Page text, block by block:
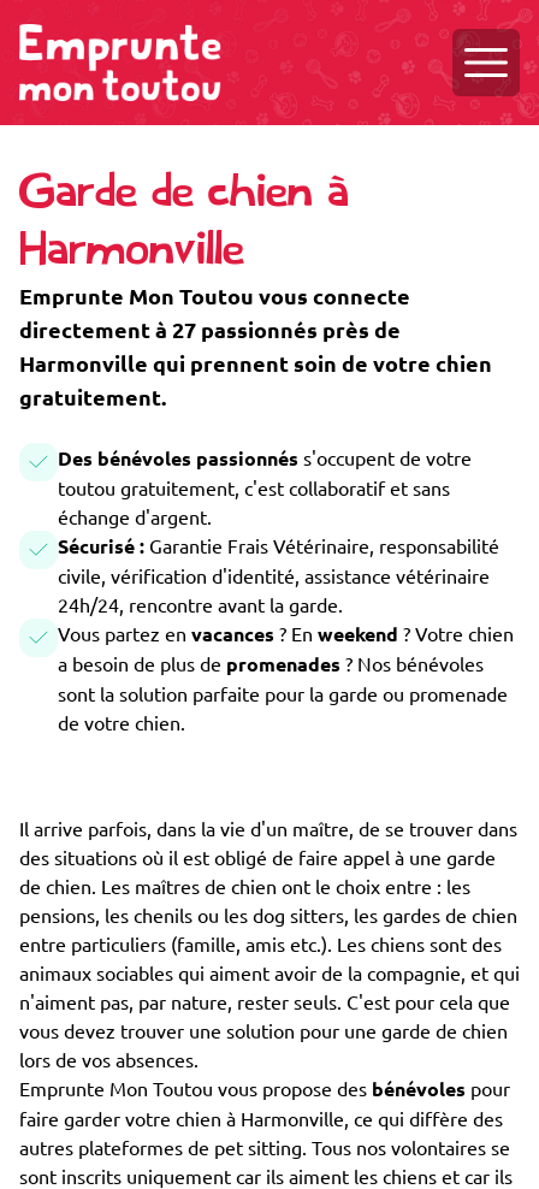
Garde de chien à
Harmonville
Emprunte Mon Toutou vous connecte
directement à 27 passionnés près de
Harmonville qui prennent soin de votre chien
gratuitement.
Des bénévoles passionnés s'occupent de votre
toutou gratuitement, c'est collaboratif et sans
échange d'argent.
Sécurisé : Garantie Frais Vétérinaire, responsabilité
civile, vérification d'identité, assistance vétérinaire
24h/24, rencontre avant la garde.
Vous partez en vacances ? En weekend ? Votre chien
a besoin de plus de promenades ? Nos bénévoles
sont la solution parfaite pour la garde ou promenade
de votre chien.
Il arrive parfois, dans la vie d'un maître, de se trouver dans
des situations où il est obligé de faire appel à une garde
de chien. Les maîtres de chien ont le choix entre : les
pensions, les chenils ou les dog sitters, les gardes de chien
entre particuliers (famille, amis etc.). Les chiens sont des
animaux sociables qui aiment avoir de la compagnie, et qui
n'aiment pas, par nature, rester seuls. C'est pour cela que
vous devez trouver une solution pour une garde de chien
lors de vos absences.
Emprunte Mon Toutou vous propose des bénévoles pour
faire garder votre chien à Harmonville, ce qui diffère des
autres plateformes de pet sitting. Tous nos volontaires se
sont inscrits uniquement car ils aiment les chiens et car ils